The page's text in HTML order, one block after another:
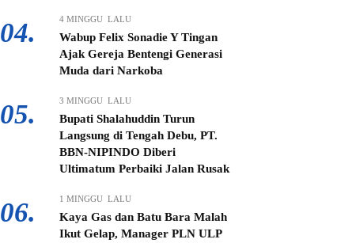
04. 4 MINGGU LALU
Wabup Felix Sonadie Y Tingan
Ajak Gereja Bentengi Generasi
Muda dari Narkoba
05. 3 MINGGU LALU
Bupati Shalahuddin Turun
Langsung di Tengah Debu, PT.
BBN-NIPINDO Diberi
Ultimatum Perbaiki Jalan Rusak
06. 1 MINGGU LALU
Kaya Gas dan Batu Bara Malah
Ikut Gelap, Manager PLN ULP